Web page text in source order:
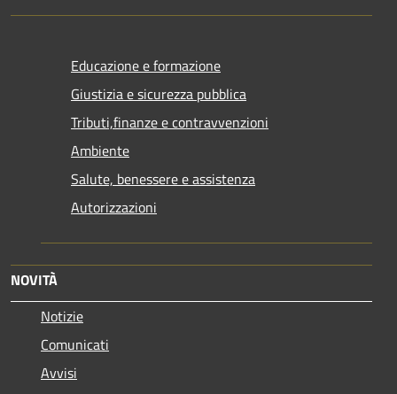
Educazione e formazione
Giustizia e sicurezza pubblica
Tributi,finanze e contravvenzioni
Ambiente
Salute, benessere e assistenza
Autorizzazioni
NOVITÀ
Notizie
Comunicati
Avvisi